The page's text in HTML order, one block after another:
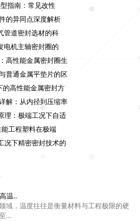
指南：常见改性
的异同点深度解析
管道密封选材的科
电机主轴密封圈的
高性能金属密封圈生
普通金属平垫片的区
的高性能金属密封方
解：从内径到压缩率
理：极端工况下自适
工程塑料在极端
况下精密密封技术的
温..
域，温度往往是衡量材料与工程极限的硬
...